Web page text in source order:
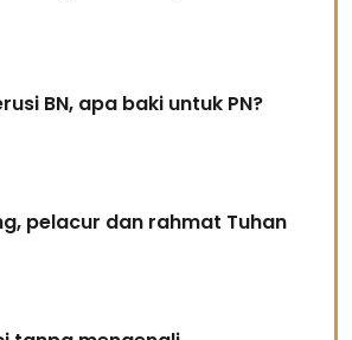
BN, apa baki untuk PN?
pelacur dan rahmat Tuhan